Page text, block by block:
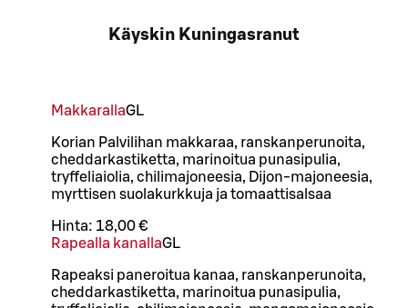
Käyskin Kuningasranut
MakkarallaGL
Korian Palvilihan makkaraa, ranskanperunoita,
cheddarkastiketta, marinoitua punasipulia,
tryffeliaiolia, chilimajoneesia, Dijon-majoneesia,
myrttisen suolakurkkuja ja tomaattisalsaa
Hinta: 18,00 €
Rapealla kanallaGL
Rapeaksi paneroitua kanaa, ranskanperunoita,
cheddarkastiketta, marinoitua punasipulia,